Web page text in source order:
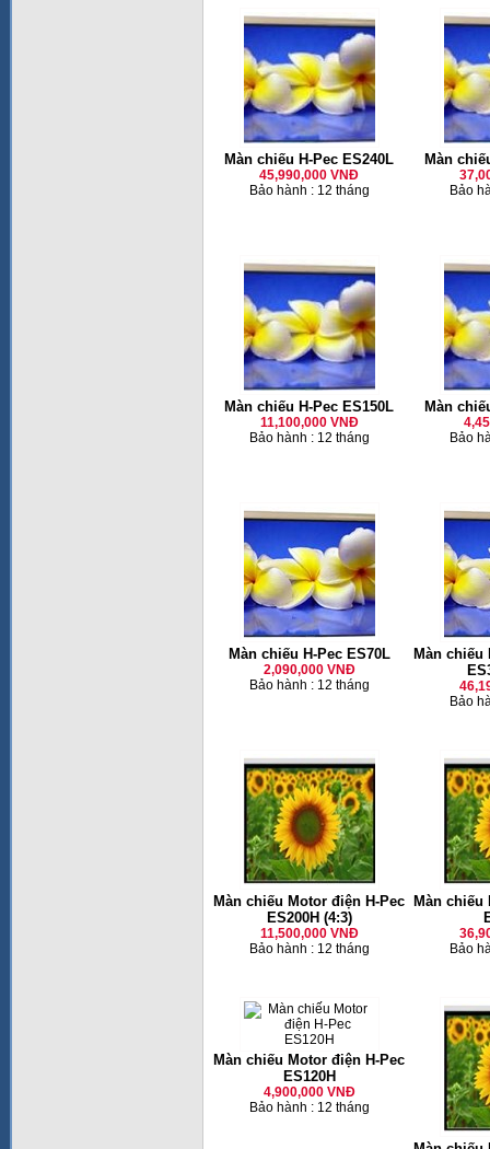
Màn chiếu H-Pec ES240L
45,990,000 VNĐ
Bảo hành : 12 tháng
Màn
Bảo
Màn chiếu H-Pec ES150L
11,100,000 VNĐ
Bảo hành : 12 tháng
Màn
Bảo
Màn chiếu H-Pec ES70L
2,090,000 VNĐ
Bảo hành : 12 tháng
Màn chiếu
Bảo
Màn chiếu Motor điện H-Pec
ES200H (4:3)
11,500,000 VNĐ
Bảo hành : 12 tháng
Màn chiếu
Bảo
Màn chiếu Motor điện H-Pec
ES120H
4,900,000 VNĐ
Bảo hành : 12 tháng